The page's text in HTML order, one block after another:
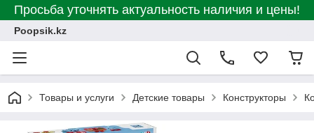
Просьба уточнять актуальность наличия и цены!
Poopsik.kz
Товары и услуги Детские товары Конструкторы